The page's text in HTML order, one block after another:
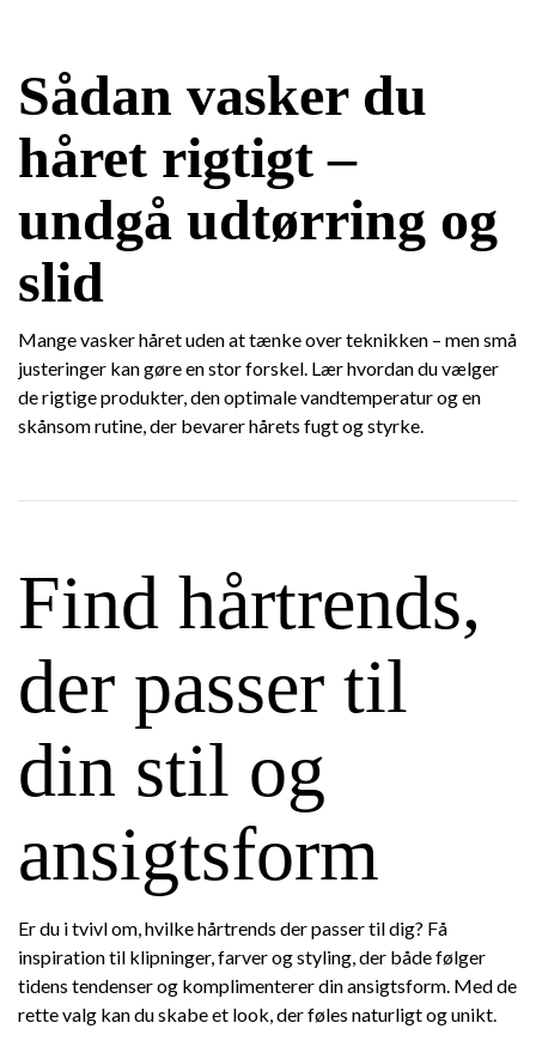
Sådan vasker du
håret rigtigt –
undgå udtørring og
slid
Mange vasker håret uden at tænke over teknikken – men små
justeringer kan gøre en stor forskel. Lær hvordan du vælger
de rigtige produkter, den optimale vandtemperatur og en
skånsom rutine, der bevarer hårets fugt og styrke.
Find hårtrends,
der passer til
din stil og
ansigtsform
Er du i tvivl om, hvilke hårtrends der passer til dig? Få
inspiration til klipninger, farver og styling, der både følger
tidens tendenser og komplimenterer din ansigtsform. Med de
rette valg kan du skabe et look, der føles naturligt og unikt.